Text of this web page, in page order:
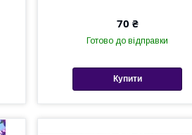
70 ₴
Готово до відправки
Купити